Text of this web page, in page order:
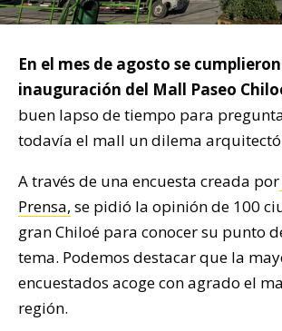
En el mes de agosto se
inauguración del Mall Paseo
buen lapso de tiempo para
todavía el mall un dilema
A través de una encuesta creada por
Prensa, se pidió la opinión de 100
gran Chiloé para conocer su punto
tema. Podemos destacar que la
encuestados acoge con agrado el
región.